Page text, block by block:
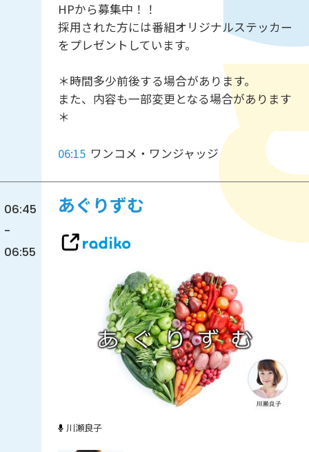
HPから募集中！！
採用された方には番組オリジナルステッカー
をプレゼントしています。
＊時間多少前後する場合があります。
また、内容も一部変更となる場合があります
＊
06:15 ワンコメ・ワンジャッジ
06:45
-
06:55
あぐりずむ
川瀬良子